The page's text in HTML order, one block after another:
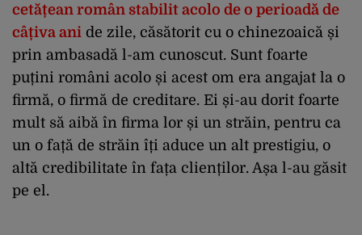
cetățean român stabilit acolo de o perioadă de
câțiva ani de zile, căsătorit cu o chinezoaică și
prin ambasadă l-am cunoscut. Sunt foarte
puțini români acolo și acest om era angajat la o
firmă, o firmă de creditare. Ei și-au dorit foarte
mult să aibă în firma lor și un străin, pentru ca
un o față de străin îți aduce un alt prestigiu, o
altă credibilitate în fața clienților. Așa l-au găsit
pe el.